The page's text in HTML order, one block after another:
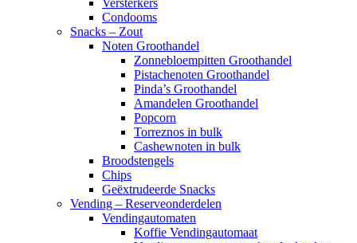
Versterkers
Condooms
Snacks – Zout
Noten Groothandel
Zonnebloempitten Groothandel
Pistachenoten Groothandel
Pinda’s Groothandel
Amandelen Groothandel
Popcorn
Torreznos in bulk
Cashewnoten in bulk
Broodstengels
Chips
Geëxtrudeerde Snacks
Vending – Reserveonderdelen
Vendingautomaten
Koffie Vendingautomaat